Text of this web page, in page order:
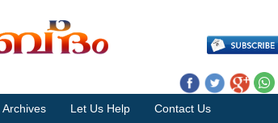
Archives Let Us Help Contact Us